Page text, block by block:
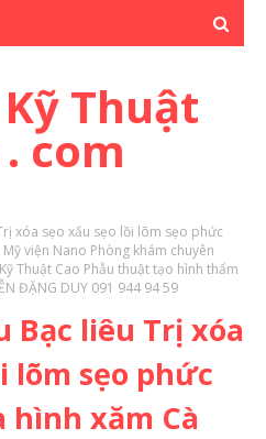
Thuật
com
xóa sẹo xấu sẹo lồi lõm sẹo phức
viện Nano Phòng khám chuyên
Thuật Cao Phẫu thuật tạo hình thẩm
ĐẶNG DUY 091 944 94 59
Bạc liêu Trị xóa
lõm sẹo phức
hình xăm Cà